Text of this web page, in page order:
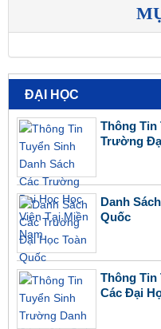
ĐẠI HỌC
Thông Tin
Trường
Danh
Quốc
Thông Tin
Các Đại